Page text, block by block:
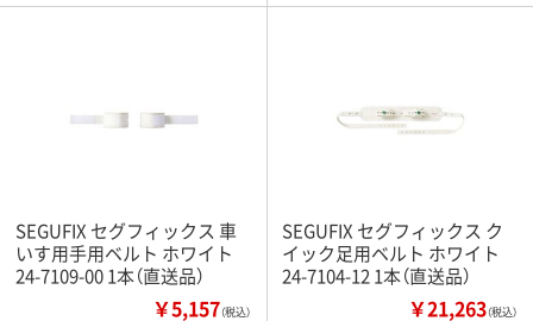
SEGUFIX セグフィックス 車
いす用手用ベルト ホワイト
24-7109-00 1本（直送品）
￥5,157（税込）
SEGUFIX セグフィックス ク
イック足用ベルト ホワイト
24-7104-12 1本（直送品）
￥21,263（税込）